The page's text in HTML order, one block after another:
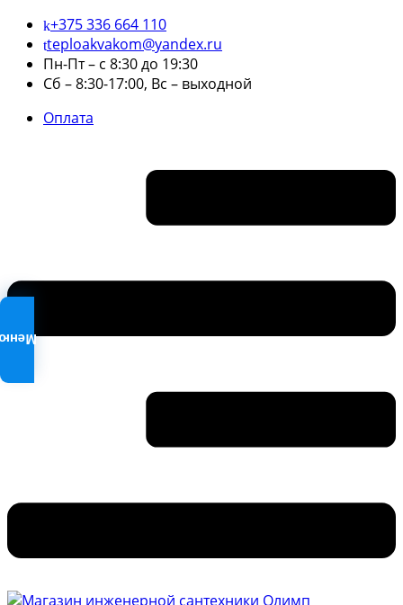
+375 336 664 110
teploakvakom@yandex.ru
Пн-Пт – с 8:30 до 19:30
Сб – 8:30-17:00, Вс – выходной
Оплата